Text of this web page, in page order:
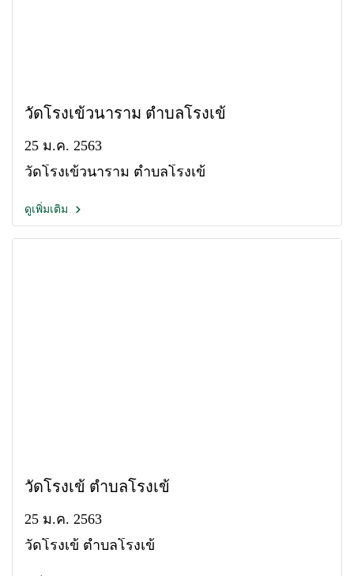
วัดโรงเข้วนาราม ตำบลโรงเข้
25 ม.ค. 2563
วัดโรงเข้วนาราม ตำบลโรงเข้
ดูเพิ่มเติม
วัดโรงเข้ ตำบลโรงเข้
25 ม.ค. 2563
วัดโรงเข้ ตำบลโรงเข้